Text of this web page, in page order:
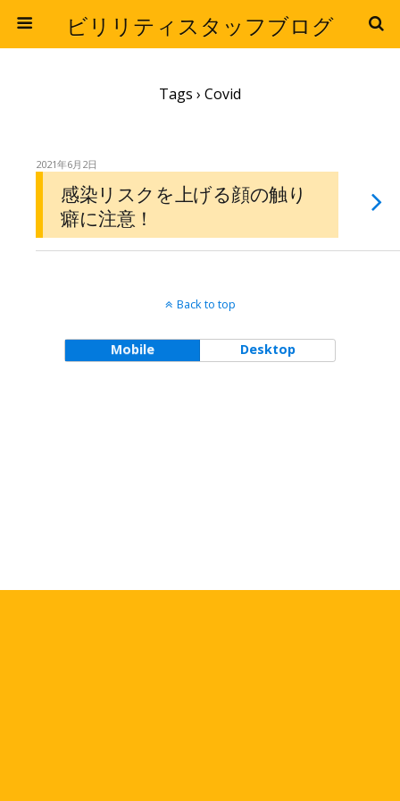
ビリリティスタッフブログ
Tags › Covid
2021年6月2日
感染リスクを上げる顔の触り
癖に注意！
Back to top
Mobile Desktop